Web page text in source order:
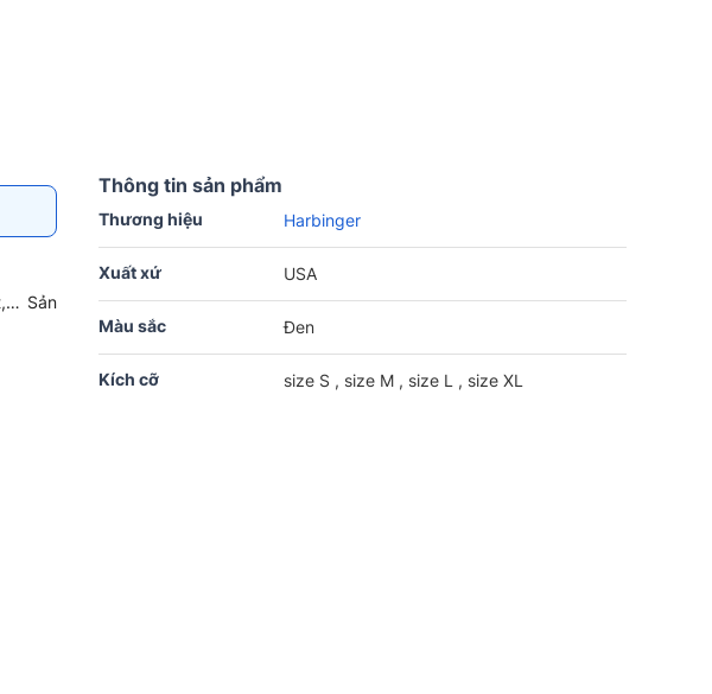
Sản
Thông tin sản phẩm
Thương hiệu Harbinger
Xuất xứ USA
Màu sắc Đen
Kích cỡ size S , size M , size L , size XL